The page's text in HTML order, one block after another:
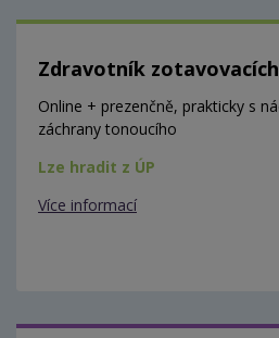
Zdravotník
Online + prezenčně, prakticky s
záchrany tonoucího
Lze hradit z ÚP
Více informací